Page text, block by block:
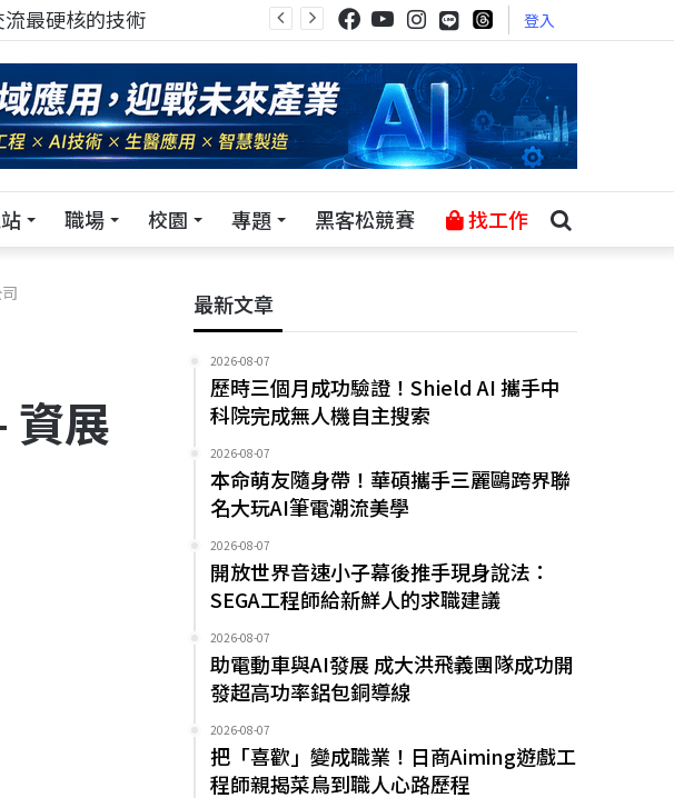
最硬核的技術 登入
職場 校園 專題 黑客松競賽 找工作
資展
最新文章
2026-08-07
歷時三個月成功驗證！Shield AI 攜手中
科院完成無人機自主搜索
2026-08-07
本命萌友隨身帶！華碩攜手三麗鷗跨界聯
名大玩AI筆電潮流美學
2026-08-07
開放世界音速小子幕後推手現身說法：
SEGA工程師給新鮮人的求職建議
2026-08-07
助電動車與AI發展 成大洪飛義團隊成功開
發超高功率鋁包銅導線
2026-08-07
把「喜歡」變成職業！日商Aiming遊戲工
程師親揭菜鳥到職人心路歷程